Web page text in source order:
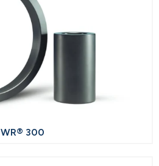
WR® 300